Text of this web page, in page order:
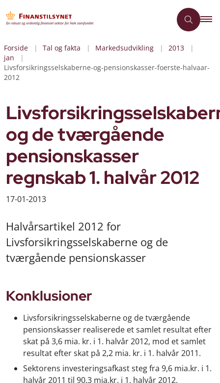
Forside Tal og fakta Markedsudvikling
2013
jan
Livsforsikringsselskaberne-og-pensionskasser-foerste-halvaar-
2012
og de tværgående
pensionskasser
regnskab 1. halvår 2012
17-01-2013
Halvårsartikel 2012 for
Livsforsikringsselskaberne og de
tværgående pensionskasser
Konklusioner
Livsforsikringsselskaberne og de tværgående
pensionskasser realiserede et samlet resultat efter
skat på 3,6 mia. kr. i 1. halvår 2012, mod et samlet
resultat efter skat på 2,2 mia. kr. i 1. halvår 2011.
Sektorens investeringsafkast steg fra 9,6 mia.kr. i 1.
halvår 2011 til 90,3 mia.kr. i 1. halvår 2012.